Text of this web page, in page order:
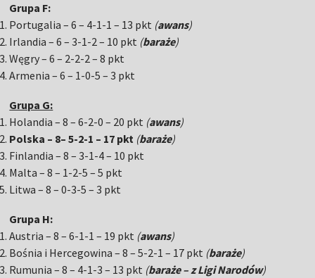
Grupa F:
Portugalia – 6 – 4-1-1 – 13 pkt (awans)
Irlandia – 6 – 3-1-2 – 10 pkt (baraże)
Węgry – 6 – 2-2-2 – 8 pkt
Armenia – 6 – 1-0-5 – 3 pkt
Grupa G:
Holandia – 8 – 6-2-0 – 20 pkt (awans)
Polska – 8– 5-2-1 – 17 pkt (baraże)
Finlandia – 8 – 3-1-4 – 10 pkt
Malta – 8 – 1-2-5 – 5 pkt
Litwa – 8 – 0-3-5 – 3 pkt
Grupa H:
Austria – 8 – 6-1-1 – 19 pkt (awans)
Bośnia i Hercegowina – 8 – 5-2-1 – 17 pkt (baraże)
Rumunia – 8 – 4-1-3 – 13 pkt (baraże – z Ligi Narodów)